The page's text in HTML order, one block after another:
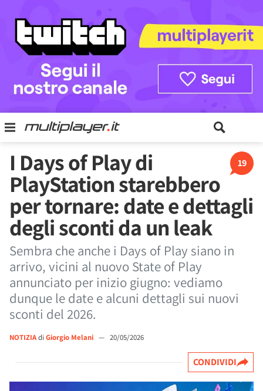
19
I Days of Play di
PlayStation starebbero
per tornare: date e dettagli
degli sconti da un leak
Sembra che anche i Days of Play siano in
arrivo, vicini al nuovo State of Play
annunciato per inizio giugno: vediamo
dunque le date e alcuni dettagli sui nuovi
sconti del 2026.
NOTIZIAdi Giorgio Melani — 20/05/2026
CONDIVIDI